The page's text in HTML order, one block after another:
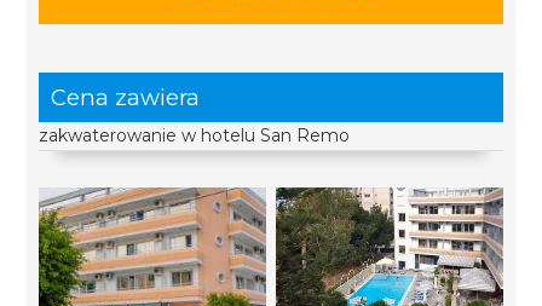
Cena zawiera
zakwaterowanie w hotelu San Remo